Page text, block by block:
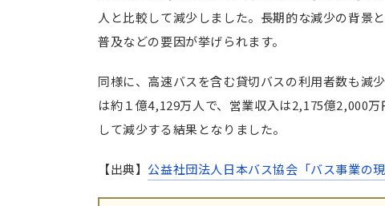
まとめ｜バス業界のM&A動向を押
人と比較して減少しました。長期的な減少の背景
普及などの要因が挙げられます。
同様に、高速バスを含む貸切バスの利用者数も減
は約１億4,129万人で、営業収入は2,175億2,000
して減少する結果となりました。
【出典】 公益社団法人日本バス協会「バス事業の現